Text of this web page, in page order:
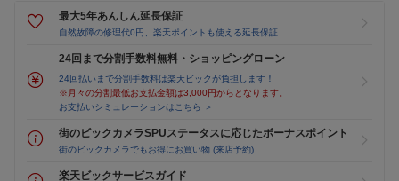
最大5年あんしん延長保証
自然故障の修理代0円、楽天ポイントも使える延長保証
24回まで分割手数料無料・ショッピングローン
24回払いまで分割手数料は楽天ビックが負担します！
※月々の分割最低お支払金額は3,000円からとなります。
お支払いシミュレーションはこちら ＞
街のビックカメラSPUステータスに応じたボーナスポイント
街のビックカメラでもお得にお買い物 (来店予約)
楽天ビックサービスガイド